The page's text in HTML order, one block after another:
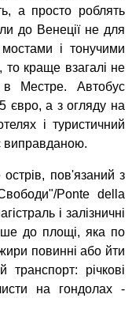
а просто роблять
до Венеції не для
і тонучими
краще взагалі не
Местре. Автобус
євро, а з огляду на
і туристичний
виправданою.
пов'язаний з
Ponte della
і залізничні
до площі, яка по
повинні або йти
транспорт: річкові
на гондолах -